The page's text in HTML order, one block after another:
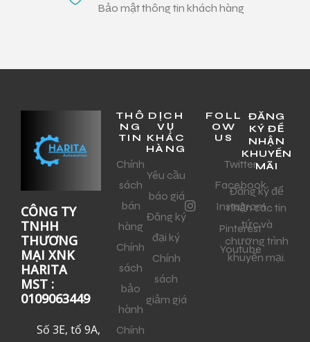
Bảo mật thông tin khách hàng
CÔNG TY
TNHH
THƯƠNG
MẠI XNK
HARITA
MST :
0109063449
Số 3E, tổ 9A,
THÔ
NG
TIN
Chính
sách
bán
hàng
Chính
sách
bảo
hành
Chính
DỊCH
VỤ
KHÁC
HÀNG
Yêu cầu
báo giá
Đăng ký
đại ký
Chính
sách
giảm giá
FOLL
OW
US
Twitter
Facebook
Instagram
Pinterest
Youtube
ĐĂNG
KÝ ĐỂ
NHẬN
KHUYẾN
MÃI
Đăng ký để
nhận các tin
tức và
chương trình
khuyến mại.